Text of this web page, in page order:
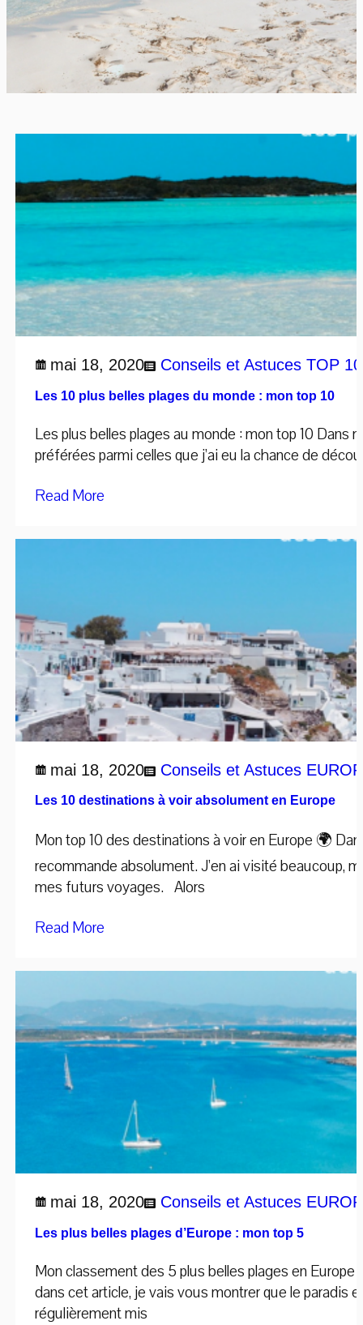
mai 18, 2020 Conseils et Astuces TOP
Les 10 plus belles plages du monde : mon top 10
Les plus belles plages au monde : mon top 10 Dans
préférées parmi celles que j’ai eu la chance de
Read More
mai 18, 2020 Conseils et Astuces
Les 10 destinations à voir absolument en Europe
Mon top 10 des destinations à voir en Europe 🌍
recommande absolument. J’en ai visité beaucoup,
mes futurs voyages. Alors
Read More
mai 18, 2020 Conseils et Astuces
Les plus belles plages d’Europe : mon top 5
Mon classement des 5 plus belles plages en Europe
dans cet article, je vais vous montrer que le paradis
régulièrement mis